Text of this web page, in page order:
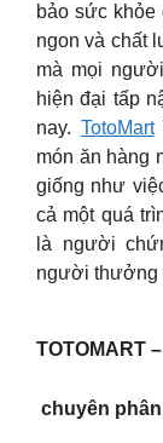
bảo sức khỏe
ngon và chất
mà mọi
hiện đại tấp
nay. TotoMart
món ăn hàng
giống như
cả một quá
là người
người thưởng
TOTOMART –
chuyên